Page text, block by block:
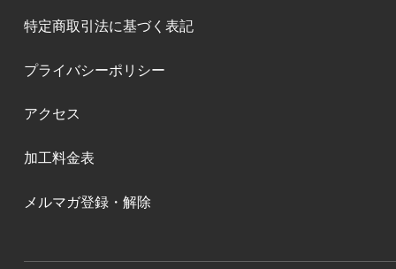
特定商取引法に基づく表記
プライバシーポリシー
アクセス
加工料金表
メルマガ登録・解除